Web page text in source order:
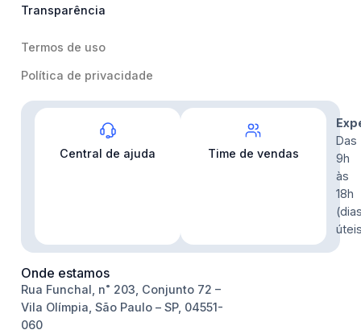
Transparência
Termos de uso
Política de privacidade
Central de ajuda Time de vendas
Das
9h
às
18h
Onde estamos
Rua Funchal, n˚ 203, Conjunto 72 –
Vila Olímpia, São Paulo – SP, 04551-
060